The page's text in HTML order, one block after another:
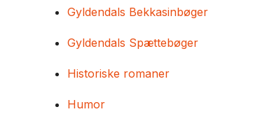
Gyldendals Bekkasinbøger
Gyldendals Spættebøger
Historiske romaner
Humor